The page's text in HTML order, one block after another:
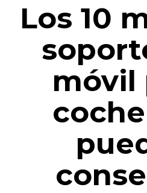
Los 10
móvil